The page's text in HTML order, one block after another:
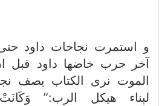
و استمرت نجاحات داود
آخر حرب خاضها داود قبل
الموت نرى الكتاب يصف
لبناء هيكل الرب:”